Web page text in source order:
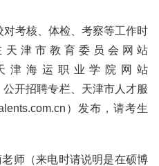
考核、体检、考察等工作时
津市教育委员会网站
天津海运职业学院网站
公开招聘专栏、天津市人才服
）发布，请考生
师（来电时请说明是在硕博